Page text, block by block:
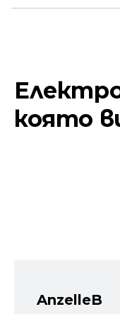
която
AnzelleB